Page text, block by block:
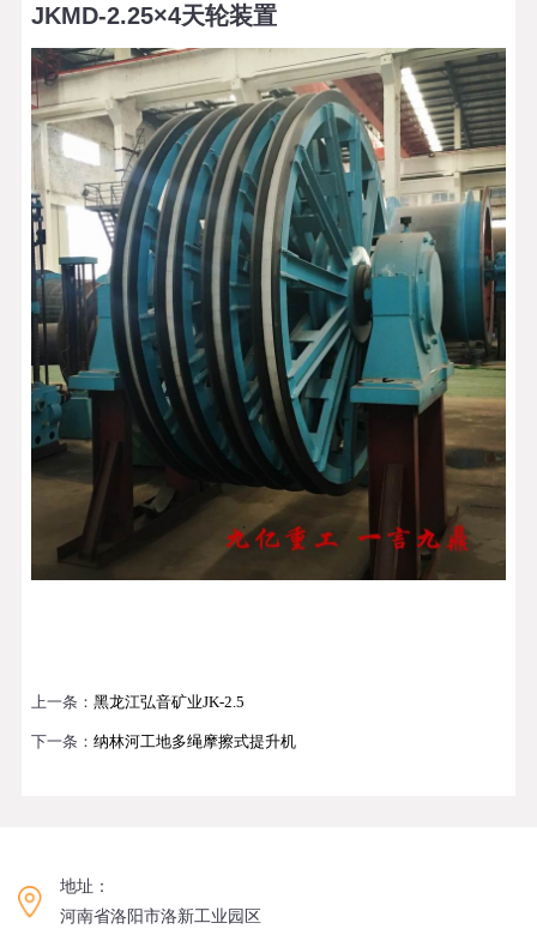
JKMD-2.25×4天轮装置
上一条：黑龙江弘音矿业JK-2.5
下一条：纳林河工地多绳摩擦式提升机
地址：
河南省洛阳市洛新工业园区